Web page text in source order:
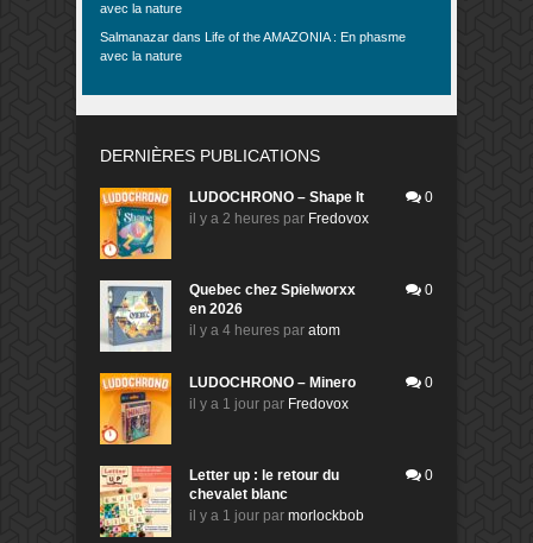
avec la nature
Salmanazar dans
Life of the AMAZONIA : En phasme
avec la nature
DERNIÈRES PUBLICATIONS
LUDOCHRONO – Shape It
il y a 2 heures par Fredovox
0
Quebec chez Spielworxx
en 2026
il y a 4 heures par atom
0
LUDOCHRONO – Minero
il y a 1 jour par Fredovox
0
Letter up : le retour du
chevalet blanc
il y a 1 jour par morlockbob
0